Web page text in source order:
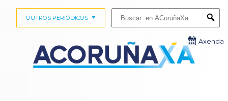
OUTROS PERIÓDICOS
Axenda